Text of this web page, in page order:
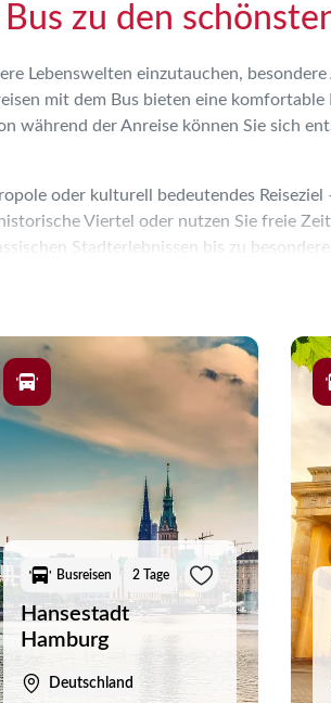
zu den
Lebenswelten einzutauchen,
mit dem Bus bieten eine
während der Anreise können Sie sich
oder kulturell bedeutendes
Viertel oder nutzen Sie freie
Stadterlebnissen bis zu
Wünschen wählen. Ein
persönlichen Interessen passt.
Busreisen 2 Tage
Hansestadt
Hamburg
Deutschland